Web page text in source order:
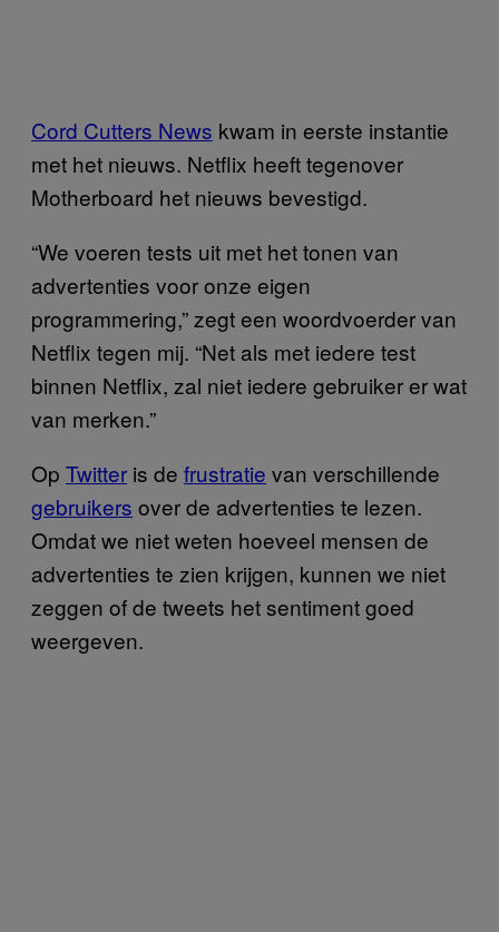
Cord Cutters News kwam in eerste instantie
met het nieuws. Netflix heeft tegenover
Motherboard het nieuws bevestigd.
“We voeren tests uit met het tonen van
advertenties voor onze eigen
programmering,” zegt een woordvoerder van
Netflix tegen mij. “Net als met iedere test
binnen Netflix, zal niet iedere gebruiker er wat
van merken.”
Op Twitter is de frustratie van verschillende
gebruikers over de advertenties te lezen.
Omdat we niet weten hoeveel mensen de
advertenties te zien krijgen, kunnen we niet
zeggen of de tweets het sentiment goed
weergeven.